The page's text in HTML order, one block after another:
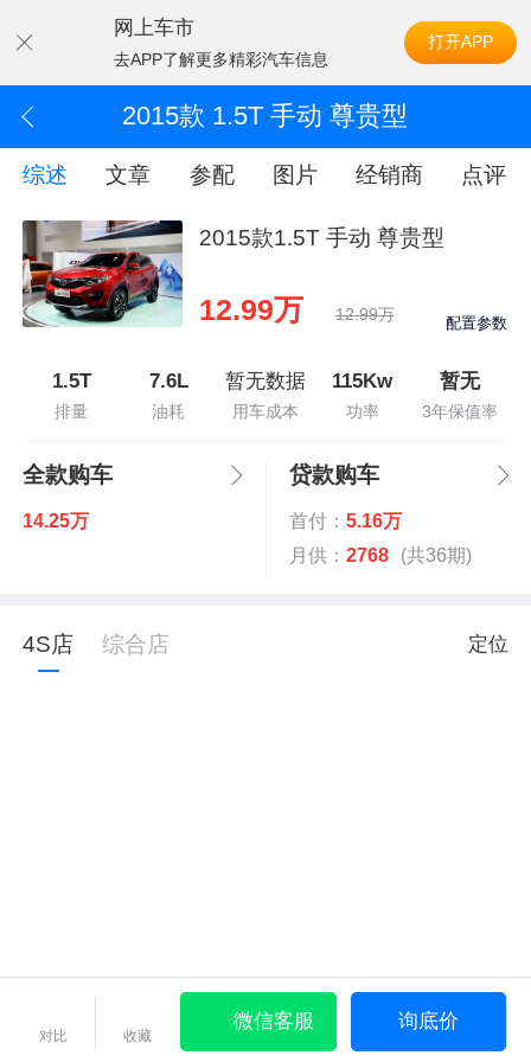
网上车市
去APP了解更多精彩汽车信息
打开APP
2015款 1.5T 手动 尊贵型
综述 文章 参配 图片 经销商 点评
2015款1.5T 手动 尊贵型
12.99万 12.99万 配置参数
1.5T
排量
7.6L
油耗
暂无数据
用车成本
115Kw
功率
暂无
3年保值率
全款购车
14.25万
贷款购车
首付： 5.16万
月供： 2768 (共36期)
4S店 综合店 定位
对比 收藏
微信客服 询底价